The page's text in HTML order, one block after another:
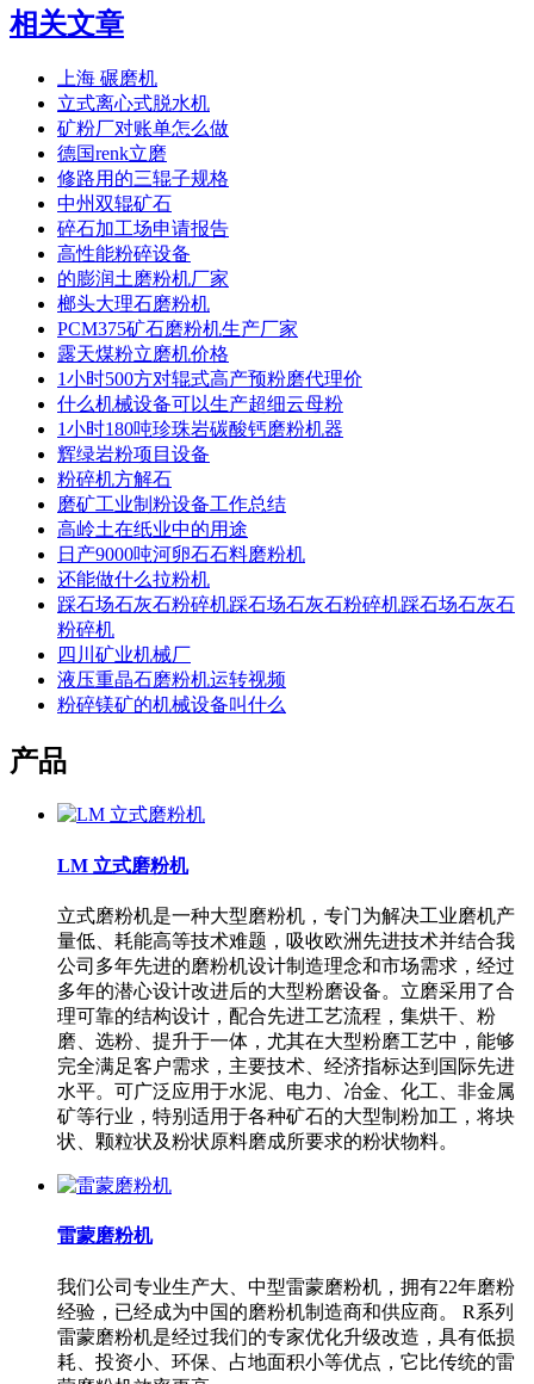
相关文章
上海 碾磨机
立式离心式脱水机
矿粉厂对账单怎么做
德国renk立磨
修路用的三辊子规格
中州双辊矿石
碎石加工场申请报告
高性能粉碎设备
的膨润土磨粉机厂家
榔头大理石磨粉机
PCM375矿石磨粉机生产厂家
露天煤粉立磨机价格
1小时500方对辊式高产预粉磨代理价
什么机械设备可以生产超细云母粉
1小时180吨珍珠岩碳酸钙磨粉机器
辉绿岩粉项目设备
粉碎机方解石
磨矿工业制粉设备工作总结
高岭土在纸业中的用途
日产9000吨河卵石石料磨粉机
还能做什么拉粉机
踩石场石灰石粉碎机踩石场石灰石粉碎机踩石场石灰石
粉碎机
四川矿业机械厂
液压重晶石磨粉机运转视频
粉碎镁矿的机械设备叫什么
产品
LM 立式磨粉机
立式磨粉机是一种大型磨粉机，专门为解决工业磨机产
量低、耗能高等技术难题，吸收欧洲先进技术并结合我
公司多年先进的磨粉机设计制造理念和市场需求，经过
多年的潜心设计改进后的大型粉磨设备。立磨采用了合
理可靠的结构设计，配合先进工艺流程，集烘干、粉
磨、选粉、提升于一体，尤其在大型粉磨工艺中，能够
完全满足客户需求，主要技术、经济指标达到国际先进
水平。可广泛应用于水泥、电力、冶金、化工、非金属
矿等行业，特别适用于各种矿石的大型制粉加工，将块
状、颗粒状及粉状原料磨成所要求的粉状物料。
雷蒙磨粉机
我们公司专业生产大、中型雷蒙磨粉机，拥有22年磨粉
经验，已经成为中国的磨粉机制造商和供应商。 R系列
雷蒙磨粉机是经过我们的专家优化升级改造，具有低损
耗、投资小、环保、占地面积小等优点，它比传统的雷